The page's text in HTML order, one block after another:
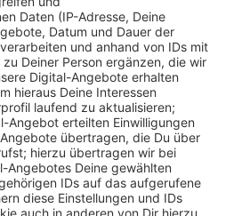
es ganz egal, in welchem
Und die Kurse werden für
angeboten - online
Düsseldorf